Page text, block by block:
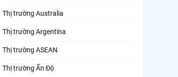
Thị trường Australia
Thị trường Argentina
Thị trường ASEAN
Thị trường Ấn Độ